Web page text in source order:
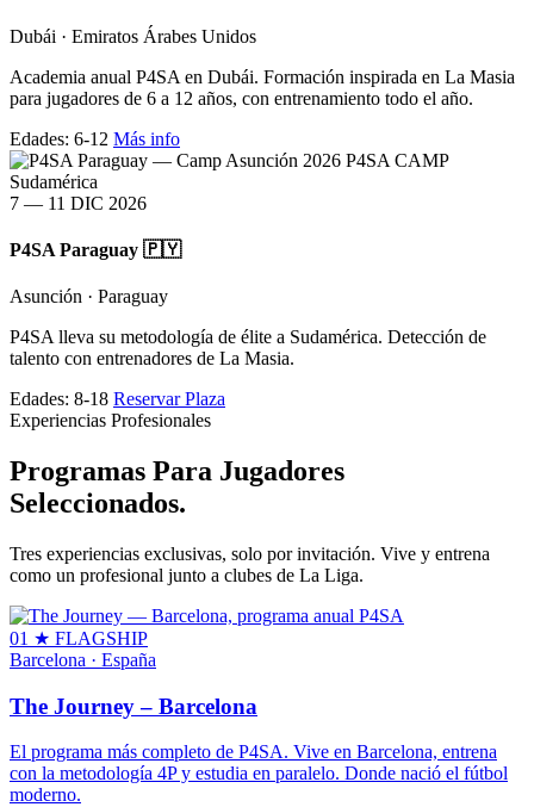
Dubái · Emiratos Árabes Unidos
Academia anual P4SA en Dubái. Formación inspirada en La Masia
para jugadores de 6 a 12 años, con entrenamiento todo el año.
Edades: 6-12 Más info
P4SA CAMP
Sudamérica
7 — 11 DIC 2026
P4SA Paraguay 🇵🇾
Asunción · Paraguay
P4SA lleva su metodología de élite a Sudamérica. Detección de
talento con entrenadores de La Masia.
Edades: 8-18 Reservar Plaza
Experiencias Profesionales
Programas Para Jugadores
Seleccionados.
Tres experiencias exclusivas, solo por invitación. Vive y entrena
como un profesional junto a clubes de La Liga.
01 ★ FLAGSHIP
Barcelona · España
The Journey – Barcelona
El programa más completo de P4SA. Vive en Barcelona, entrena
con la metodología 4P y estudia en paralelo. Donde nació el fútbol
moderno.